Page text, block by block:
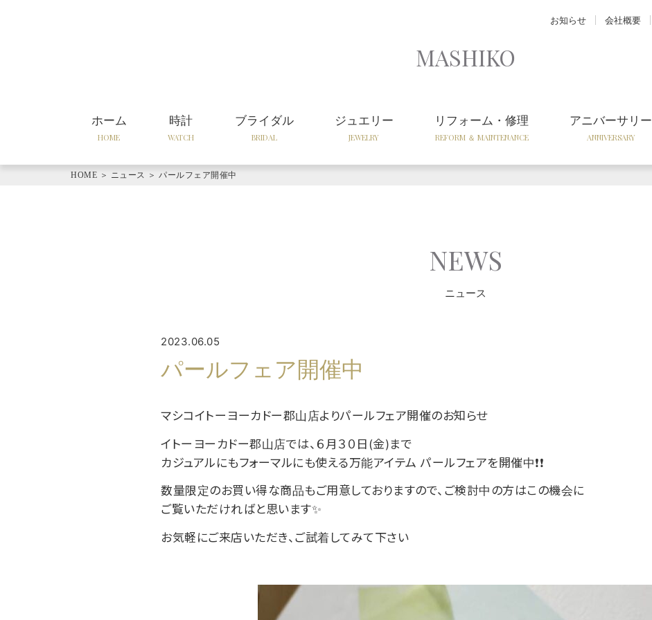
MASHIKO
ホーム
HOME
時計
WATCH
ブライダル
BRIDAL
ジュエリー
JEWELRY
リフォーム・修理
REFORM ＆ MAINTENANCE
アニバーサリー
ANNIVERSARY
お知らせ 会社概要
HOME ＞ ニュース ＞ パールフェア開催中
NEWS
ニュース
2023.06.05
パールフェア開催中
マシコイトーヨーカドー郡山店よりパールフェア開催のお知らせ
イトーヨーカドー郡山店では、６月３０日(金)まで
カジュアルにもフォーマルにも使える万能アイテム パールフェアを開催中❗❗
数量限定のお買い得な商品もご用意しておりますので、ご検討中の方はこの機会に
ご覧いただければと思います✨
お気軽にご来店いただき、ご試着してみて下さい